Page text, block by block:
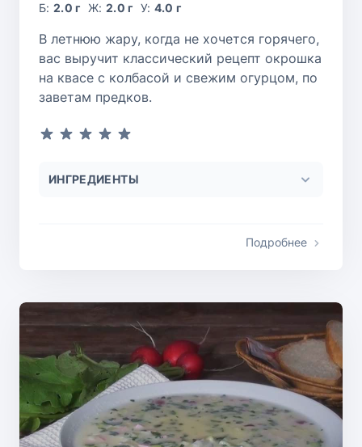
Б:2.0 г Ж: 2.0 г У: 4.0 г
В летнюю жару, когда не хочется горячего,
вас выручит классический рецепт окрошка
на квасе с колбасой и свежим огурцом, по
заветам предков.
ИНГРЕДИЕНТЫ
Подробнее